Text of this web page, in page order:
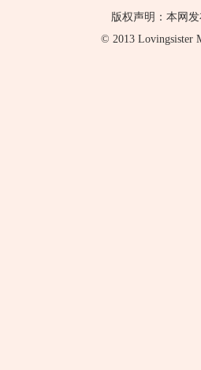
版权声明：本网
© 2013 Lovingsister